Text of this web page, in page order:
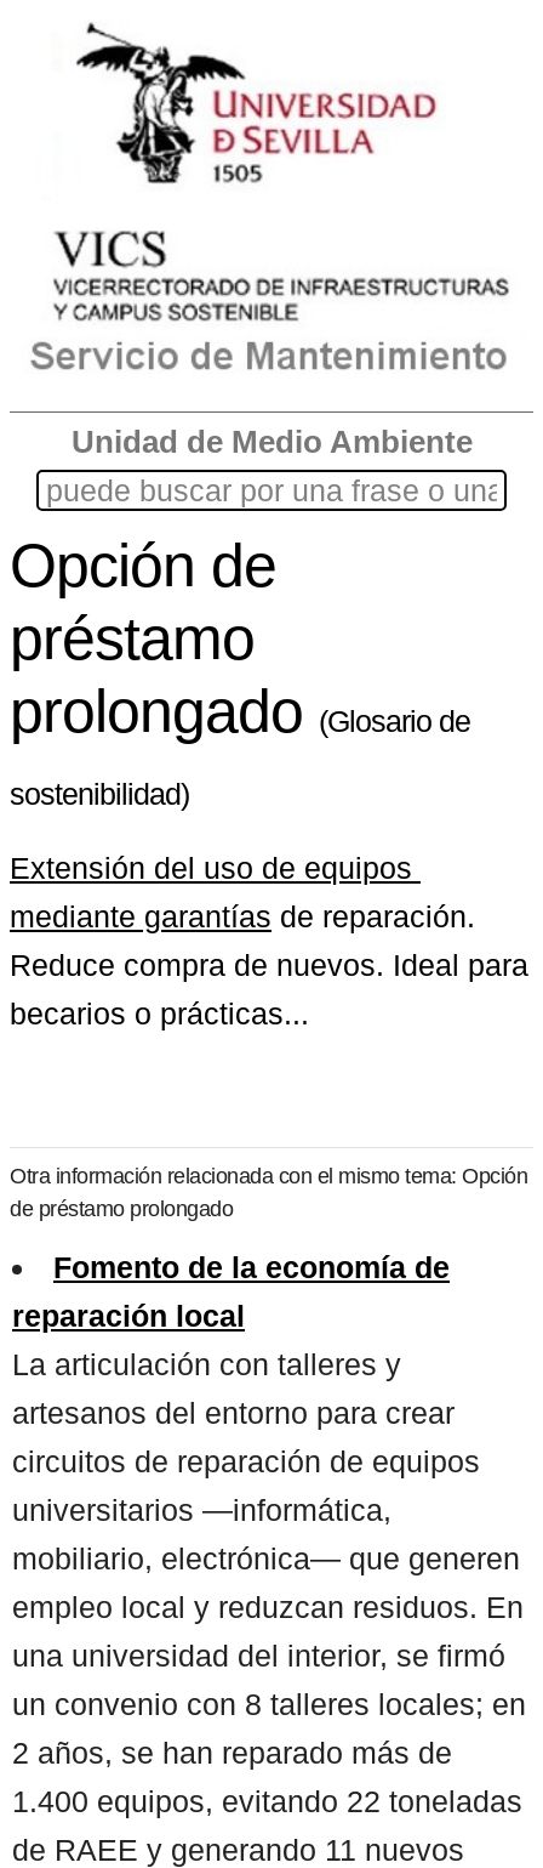
Unidad de Medio Ambiente
Opción de
préstamo
prolongado (Glosario de
sostenibilidad)
Extensión del uso de equipos
mediante garantías de reparación.
Reduce compra de nuevos. Ideal para
becarios o prácticas...
Otra información relacionada con el mismo tema: Opción
de préstamo prolongado
Fomento de la economía de
reparación local
La articulación con talleres y
artesanos del entorno para crear
circuitos de reparación de equipos
universitarios —informática,
mobiliario, electrónica— que generen
empleo local y reduzcan residuos. En
una universidad del interior, se firmó
un convenio con 8 talleres locales; en
2 años, se han reparado más de
1.400 equipos, evitando 22 toneladas
de RAEE y generando 11 nuevos